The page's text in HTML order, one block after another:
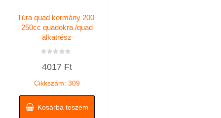
Túra quad kormány 200-
250cc quadokra /quad
alkatrész
0
4017 Ft
Cikkszám: 309
Kosárba teszem